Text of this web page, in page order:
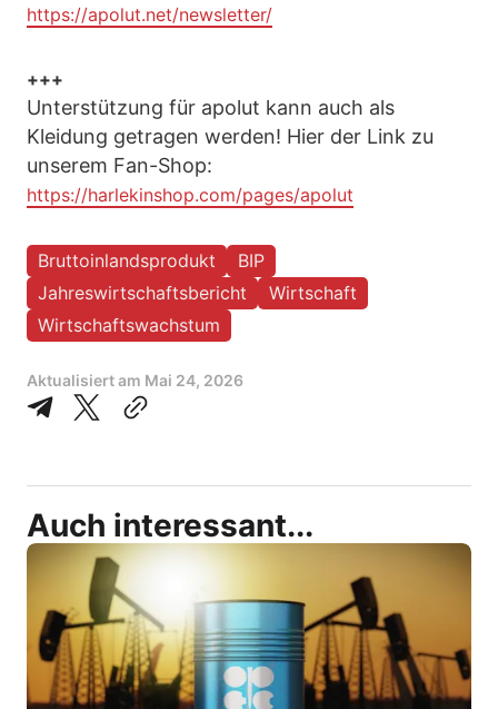
https://apolut.net/newsletter/
+++
Unterstützung für apolut kann auch als
Kleidung getragen werden! Hier der Link zu
unserem Fan-Shop:
https://harlekinshop.com/pages/apolut
Bruttoinlandsprodukt
BIP
Jahreswirtschaftsbericht
Wirtschaft
Wirtschaftswachstum
Aktualisiert am Mai 24, 2026
Auch interessant...